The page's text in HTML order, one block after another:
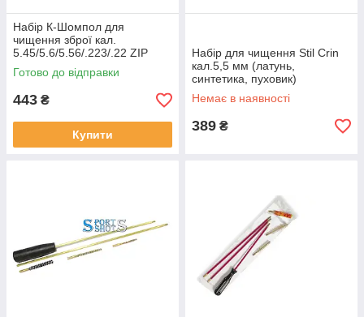
Набір К-Шомпол для
чищення зброї кал.
5.45/5.6/5.56/.223/.22 ZIP
(синтетика, латунь, вішер)
05037
Готово до відправки
443 ₴
Купити
Набір для чищення Stil Crin
кал.5,5 мм (латунь,
синтетика, пуховик)
Немає в наявності
389 ₴